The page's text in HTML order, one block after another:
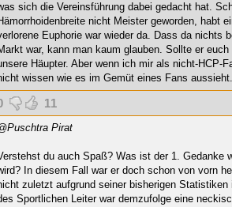
sich die Vereinsführung dabei gedacht hat.
nicht Meister geworden, habt
Euphorie war wieder da. Dass da nichts
war, kann man kaum glauben. Sollte er
Häupter. Aber wenn ich mir als nicht-HCP-
wissen wie es im Gemüt eines Fans aussieht.
11
Pirat
du auch Spaß? Was ist der 1. Gedanke
In diesem Fall war er doch schon von vorn
zuletzt aufgrund seiner bisherigen
Sportlichen Leiter war demzufolge eine